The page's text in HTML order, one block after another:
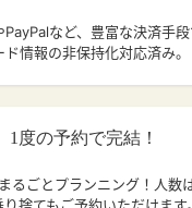
など、豊富な決済手
情報の非保持化対応済み。
1度の予約で完結！
るごとプランニング！人数